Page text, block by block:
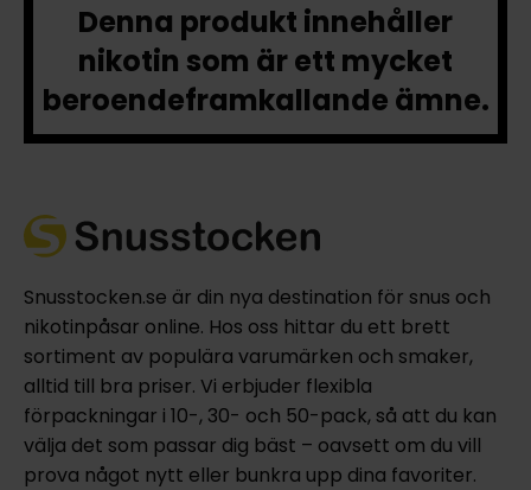
Denna produkt innehåller
nikotin som är ett mycket
beroendeframkallande ämne.
Snusstocken.se är din nya destination för snus och
nikotinpåsar online. Hos oss hittar du ett brett
sortiment av populära varumärken och smaker,
alltid till bra priser. Vi erbjuder flexibla
förpackningar i 10-, 30- och 50-pack, så att du kan
välja det som passar dig bäst – oavsett om du vill
prova något nytt eller bunkra upp dina favoriter.